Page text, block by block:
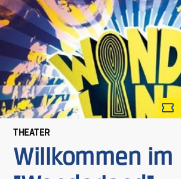
THEATER
Willkommen im